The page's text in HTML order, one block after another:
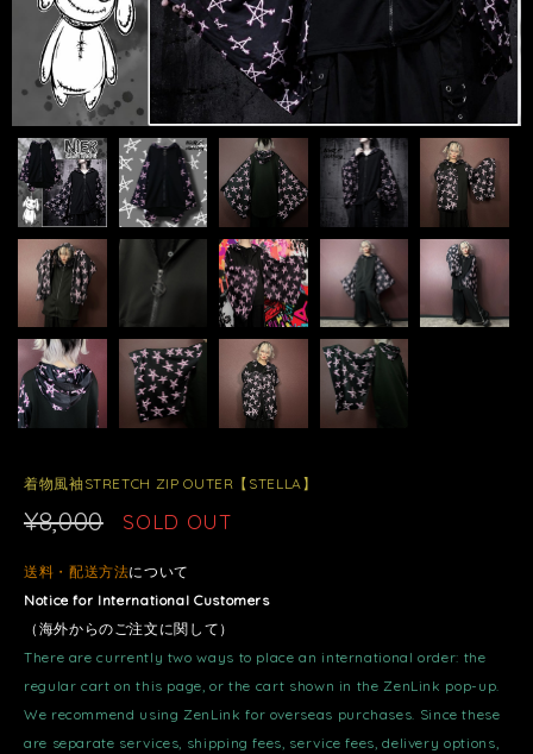
着物風袖STRETCH ZIP OUTER【STELLA】
¥8,000 SOLD OUT
送料・配送方法について
Notice for International Customers
（海外からのご注文に関して）
There are currently two ways to place an international order: the
regular cart on this page, or the cart shown in the ZenLink pop-up.
We recommend using ZenLink for overseas purchases. Since these
are separate services, shipping fees, service fees, delivery options,